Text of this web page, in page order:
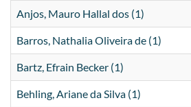
Anjos, Mauro Hallal dos (1)
Barros, Nathalia Oliveira de (1)
Bartz, Efrain Becker (1)
Behling, Ariane da Silva (1)